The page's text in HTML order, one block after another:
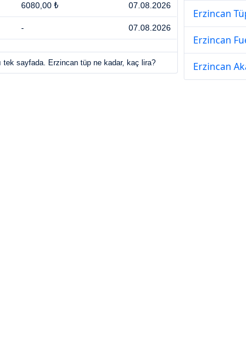
6080,00 ₺ 07.08.2026
-
07.08.2026
tek sayfada. Erzincan tüp ne kadar, kaç lira?
Erzincan
Erzincan
Erzincan